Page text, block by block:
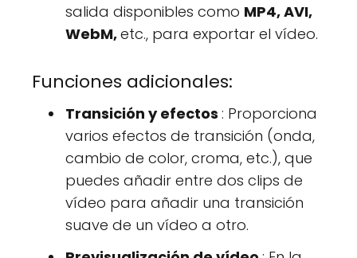
salida disponibles como MP4, AVI,
WebM,etc., para exportar el vídeo.
Funciones adicionales:
Transición y efectos : Proporciona
varios efectos de transición (onda,
cambio de color, croma, etc.), que
puedes añadir entre dos clips de
vídeo para añadir una transición
suave de un vídeo a otro.